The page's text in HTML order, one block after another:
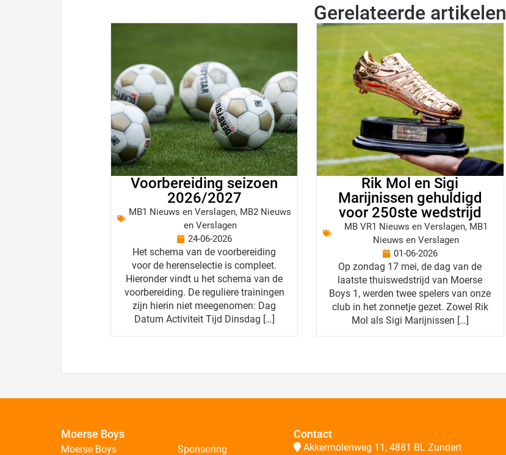
Gerelateerde artikelen
Voorbereiding seizoen
2026/2027
MB1 Nieuws en Verslagen, MB2 Nieuws
en Verslagen
24-06-2026
Het schema van de voorbereiding
voor de herenselectie is compleet.
Hieronder vindt u het schema van de
voorbereiding. De reguliere trainingen
zijn hierin niet meegenomen: Dag
Datum Activiteit Tijd Dinsdag […]
Rik Mol en Sigi
Marijnissen gehuldigd
voor 250ste wedstrijd
MB VR1 Nieuws en Verslagen, MB1
Nieuws en Verslagen
01-06-2026
Op zondag 17 mei, de dag van de
laatste thuiswedstrijd van Moerse
Boys 1, werden twee spelers van onze
club in het zonnetje gezet. Zowel Rik
Mol als Sigi Marijnissen […]
Moerse Boys
Moerse Boys Sponsoring
Contact
Akkermolenweg 11, 4881 BL Zundert